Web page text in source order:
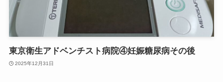
東京衛生アドベンチスト病院④妊娠糖尿病その後
2025年12月31日